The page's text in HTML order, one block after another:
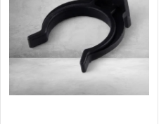
o
v
v